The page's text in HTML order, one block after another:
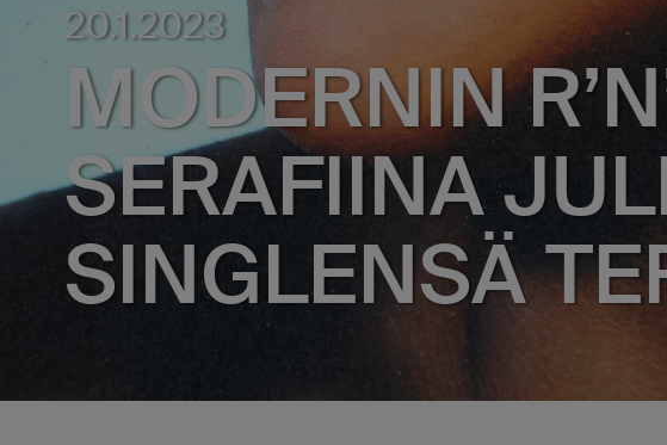
20.1.2023
MODERNIN
SERAFIINA
SINGLENSÄ